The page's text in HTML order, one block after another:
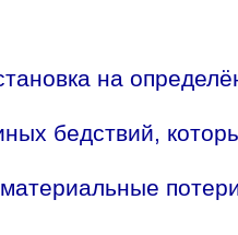
на
бедствий,